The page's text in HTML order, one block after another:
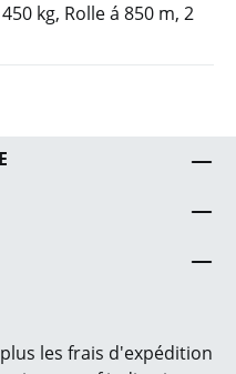
kg, Rolle á 850 m, 2
les frais d'expédition